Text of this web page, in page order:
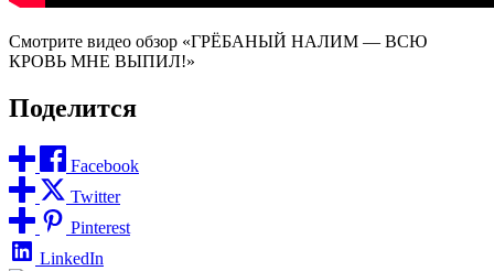
Смотрите видео обзор «ГРЁБАНЫЙ НАЛИМ — ВСЮ
КРОВЬ МНЕ ВЫПИЛ!»
Поделится
Facebook
Twitter
Pinterest
LinkedIn